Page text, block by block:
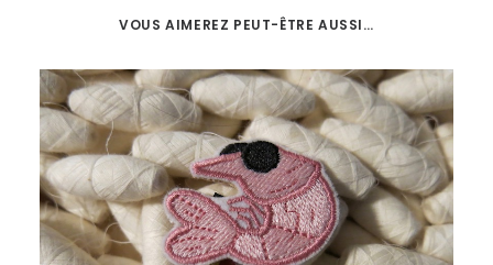
VOUS AIMEREZ PEUT-ÊTRE AUSSI…